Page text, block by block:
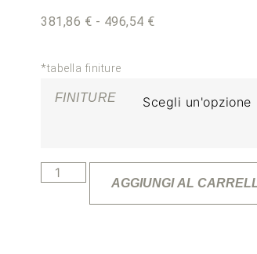
381,86 € - 496,54 €
*tabella finiture
FINITURE
AGGIUNGI AL